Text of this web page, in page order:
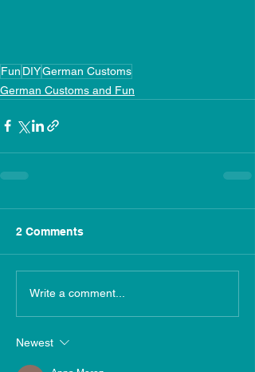
Fun DIYGerman Customs
German Customs and Fun
2 Comments
Write a comment...
Newest